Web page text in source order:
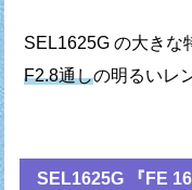
SEL1625G の大きな
F2.8通しの明るいレ
SEL1625G 『FE